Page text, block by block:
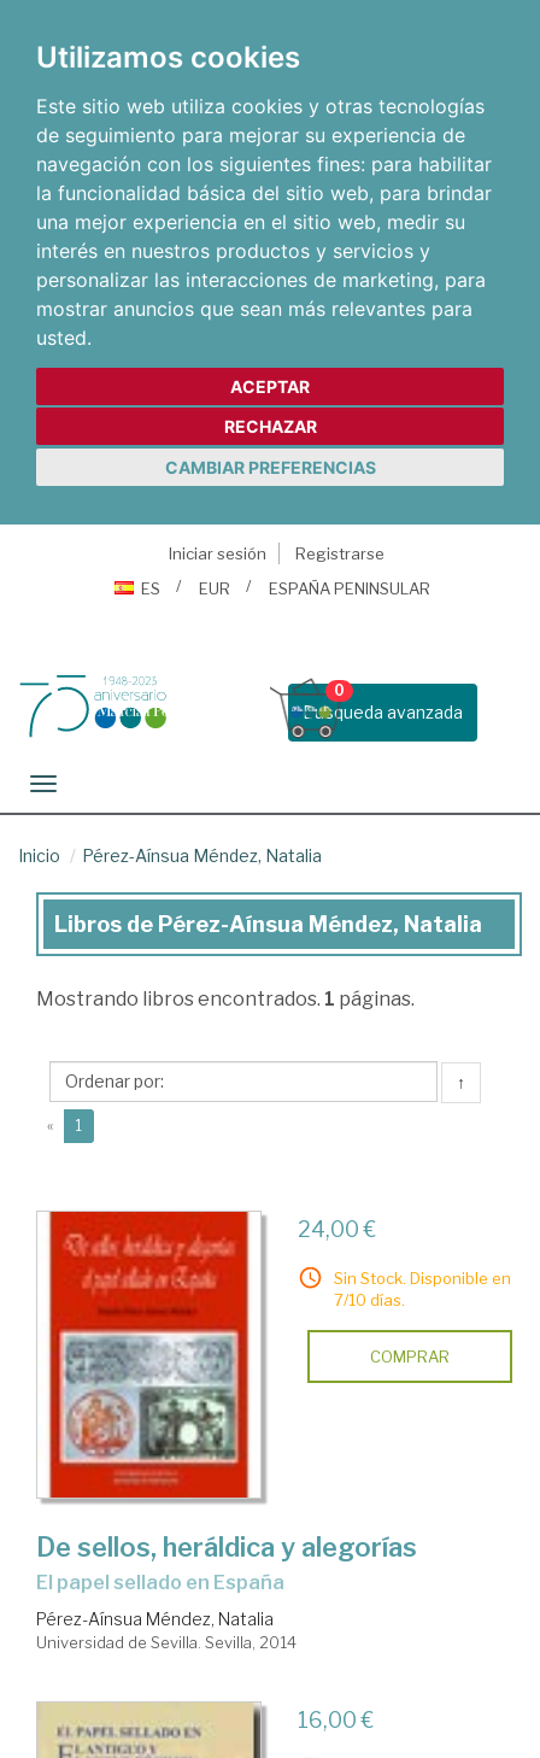
Utilizamos cookies
Este sitio web utiliza cookies y otras tecnologías
de seguimiento para mejorar su experiencia de
navegación con los siguientes fines: para habilitar
la funcionalidad básica del sitio web, para brindar
una mejor experiencia en el sitio web, medir su
interés en nuestros productos y servicios y
personalizar las interacciones de marketing, para
mostrar anuncios que sean más relevantes para
usted.
ACEPTAR
RECHAZAR
CAMBIAR PREFERENCIAS
Iniciar sesión
Registrarse
ES
EUR ESPAÑA PENINSULAR
Busqueda avanzada
0
Toggle navigation
Inicio Pérez-Aínsua Méndez, Natalia
Libros
Pérez-
Méndez,
Natalia
Libros de Pérez-Aínsua Méndez, Natalia
Mostrando libros encontrados. 1 páginas.
↑
« 1
24,00 €
Sin Stock. Disponible en
7/10 días.
COMPRAR
De sellos, heráldica y alegorías
el papel sellado en España
Pérez-Aínsua Méndez, Natalia
Universidad de Sevilla. Sevilla, 2014
16,00 €